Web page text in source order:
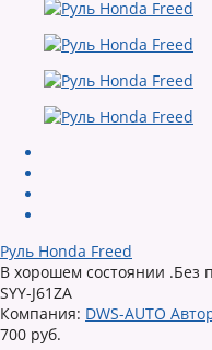
Руль Honda Freed
В хорошем состоянии .Без
SYY-J61ZA
Компания: DWS-AUTO
700 руб.